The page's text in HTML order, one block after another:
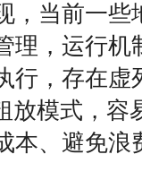
，当前一些
理，运行机
行，存在虚
放模式，容
本、避免浪